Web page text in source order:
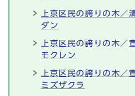
上京区民の誇りの木／
ダン
上京区民の誇りの木／
モクレン
上京区民の誇りの木／
ミズザクラ